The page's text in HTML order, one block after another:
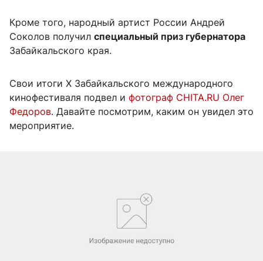
Кроме того, народный артист России Андрей
Соколов получил специальный приз губернатора
Забайкальского края.
Свои итоги X Забайкальского международного
кинофестиваля подвел и фотограф CHITA.RU Олег
Федоров. Давайте посмотрим, каким он увидел это
мероприятие.